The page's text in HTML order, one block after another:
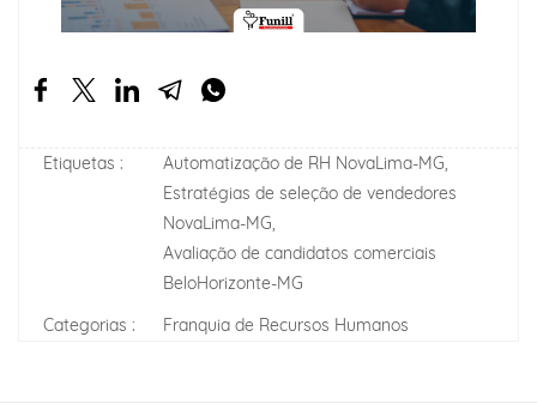
Etiquetas :
Automatização de RH NovaLima-MG,
Estratégias de seleção de vendedores
NovaLima-MG,
Avaliação de candidatos comerciais
BeloHorizonte-MG
Categorias :
Franquia de Recursos Humanos